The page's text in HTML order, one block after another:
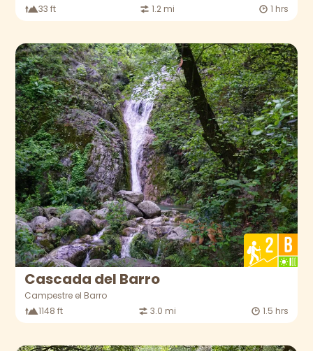
33 ft
1.2 mi 1 hrs
Cascada del Barro
Campestre el Barro
1148 ft
3.0 mi 1.5 hrs